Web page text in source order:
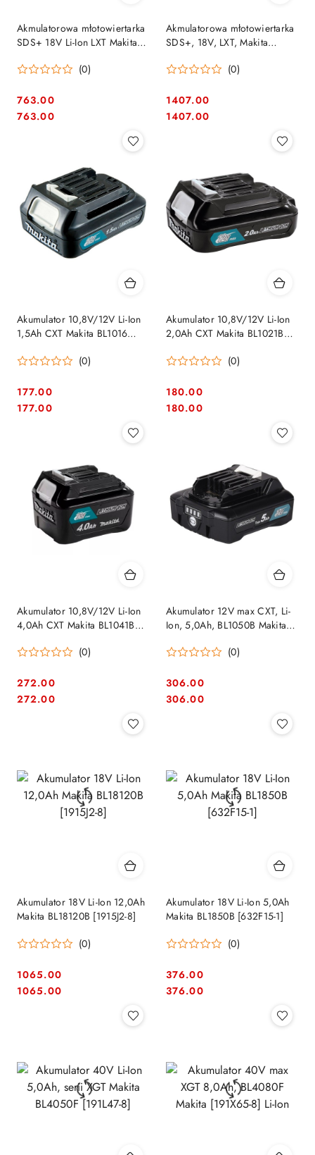
Akmulatorowa młotowiertarka
SDS+ 18V Li-Ion LXT Makita
(0)
Cena:
763.00
Cena:
763.00
Akmulatorowa młotowiertarka
SDS+, 18V, LXT, Makita
(0)
Cena:
1407.00
Cena:
1407.00
Akumulator 10,8V/12V Li-Ion
1,5Ah CXT Makita BL1016
(0)
Cena:
177.00
Cena:
177.00
Akumulator 10,8V/12V Li-Ion
2,0Ah CXT Makita BL1021B
(0)
Cena:
180.00
Cena:
180.00
Akumulator 10,8V/12V Li-Ion
4,0Ah CXT Makita BL1041B
(0)
Cena:
272.00
Cena:
272.00
Akumulator 12V max CXT, Li-
Ion, 5,0Ah, BL1050B Makita
(0)
Cena:
306.00
Cena:
306.00
Akumulator 18V Li-Ion 12,0Ah
Makita BL18120B [1915J2-8]
(0)
Cena:
1065.00
Cena:
1065.00
Akumulator 18V Li-Ion 5,0Ah
Makita BL1850B [632F15-1]
(0)
Cena:
376.00
Cena:
376.00